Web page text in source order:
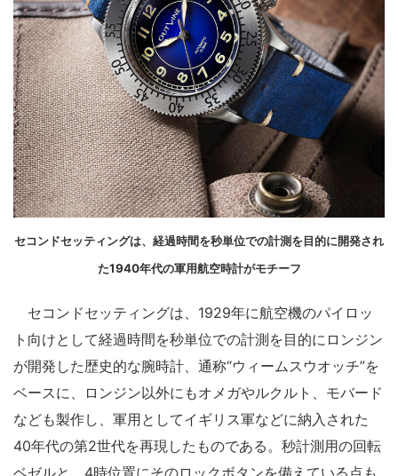
セコンドセッティングは、経過時間を秒単位での計測を目的に開発され
た1940年代の軍用航空時計がモチーフ
セコンドセッティングは、1929年に航空機のパイロッ
ト向けとして経過時間を秒単位での計測を目的にロンジン
が開発した歴史的な腕時計、通称“ウィームスウオッチ”を
ベースに、ロンジン以外にもオメガやルクルト、モバード
なども製作し、軍用としてイギリス軍などに納入された
40年代の第2世代を再現したものである。秒計測用の回転
ベゼルと、4時位置にそのロックボタンを備えている点も